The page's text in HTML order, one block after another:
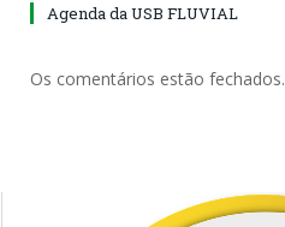
Agenda da USB FLUVIAL
Os comentários estão fechados.